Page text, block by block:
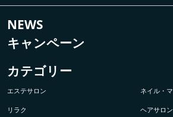
NEWS
キャンペーン
カテゴリー
エステサロン ネイル・
リラク ヘアサロン